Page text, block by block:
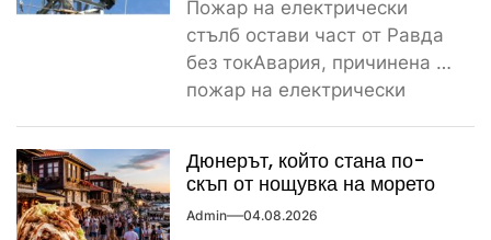
Пожар на електрически
стълб остави част от Равда
без токАвария, причинена от
пожар на електрически
Дюнерът, който стана по-
скъп от нощувка на морето
Admin 04.08.2026